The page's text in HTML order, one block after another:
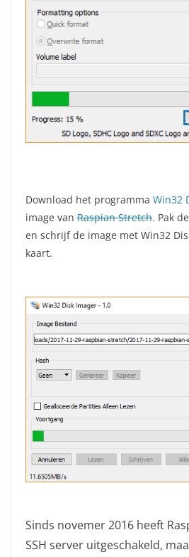
Download het programma Win32
image van Raspian Stretch. Pak
en schrijf de image met Win32
kaart.
Sinds novemer 2016 heeft
SSH server uitgeschakeld,